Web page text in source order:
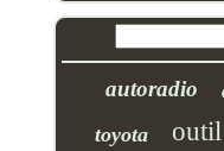
autoradio
toyota outil